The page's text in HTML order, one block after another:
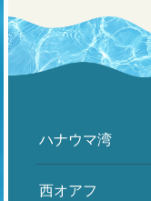
ハナウマ湾
西オアフ